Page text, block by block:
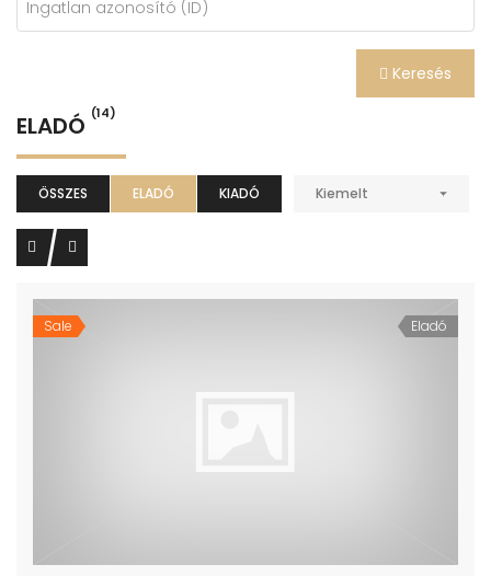
Keresés
ELADÓ (14)
ÖSSZES ELADÓ KIADÓ Kiemelt
Sale Eladó